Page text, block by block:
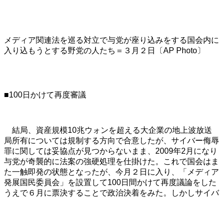
メディア関連法を巡る対立で与党が座り込みをする国会内に
入り込もうとする野党の人たち＝３月２日〔AP Photo〕
■100日かけて再度審議
結局、資産規模10兆ウォンを超える大企業の地上波放送
局所有については規制する方向で合意したが、サイバー侮辱
罪に関しては妥協点が見つからないまま、2009年2月になり
与党が奇襲的に法案の強硬処理を仕掛けた。これで国会はま
た一触即発の状態となったが、今月２日に入り、「メディア
発展国民委員会」を設置して100日間かけて再度議論をした
うえで６月に票決することで政治決着をみた。しかしサイバ